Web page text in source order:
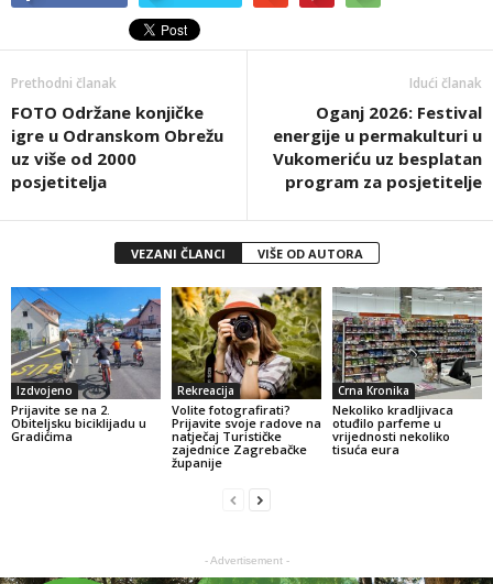
Prethodni članak
FOTO Održane konjičke
igre u Odranskom Obrežu
uz više od 2000
posjetitelja
Idući članak
Oganj 2026: Festival
energije u permakulturi u
Vukomeriću uz besplatan
program za posjetitelje
VEZANI ČLANCI VIŠE OD AUTORA
Izdvojeno
Prijavite se na 2.
Obiteljsku biciklijadu u
Gradićima
Rekreacija
Volite fotografirati?
Prijavite svoje radove na
natječaj Turističke
zajednice Zagrebačke
županije
Crna Kronika
Nekoliko kradljivaca
otuđilo parfeme u
vrijednosti nekoliko
tisuća eura
- Advertisement -